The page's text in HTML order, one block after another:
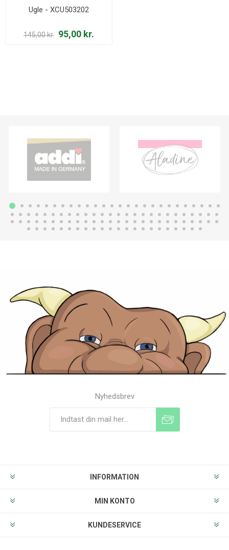
Ugle - XCU503202
145,00 kr. 95,00 kr.
Nyhedsbrev
INFORMATION
MIN KONTO
KUNDESERVICE